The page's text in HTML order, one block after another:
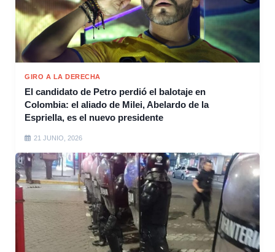
GIRO A LA DERECHA
El candidato de Petro perdió el balotaje en
Colombia: el aliado de Milei, Abelardo de la
Espriella, es el nuevo presidente
21 JUNIO, 2026